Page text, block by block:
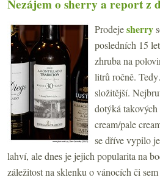
Nezájem o sherry a report z
Prodejesherry
posledních 15
zhruba na
litrů ročně.
složitější.
dotýká takových
cream/pale
se dříve vypilo
lahví, ale dnes je jejich popularita na
záležitost na sklenku o vánocích či